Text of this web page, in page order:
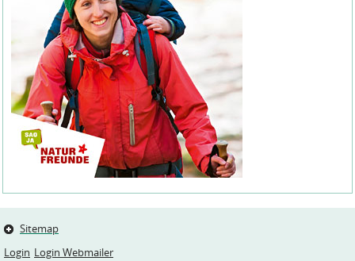
Sitemap
Login Login Webmailer